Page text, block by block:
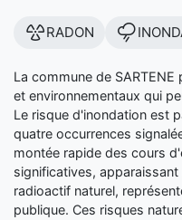
RADON
La commune de
et environnementaux qui
Le risque d'inondation est
quatre occurrences
montée rapide des cours
significatives,
radioactif naturel,
publique. Ces risques